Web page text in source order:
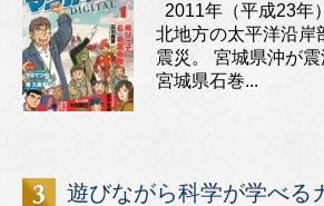
2011年（平成23年
北地方の太平洋沿岸
震災。 宮城県沖が
宮城県石巻...
遊びながら科学が学べる